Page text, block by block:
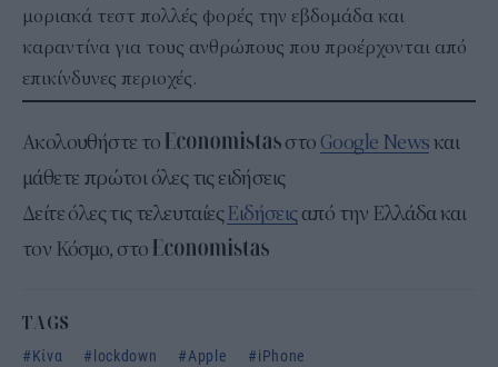
μοριακά τεστ πολλές φορές την εβδομάδα και
καραντίνα για τους ανθρώπους που προέρχονται από
επικίνδυνες περιοχές.
Ακολουθήστε το στο Google Newsκαι
μάθετε πρώτοι όλες τις ειδήσεις
Δείτε όλες τις τελευταίεςΕιδήσειςαπό την Ελλάδα και
τον Κόσμο, στο
TAGS
Κίνα
lockdown Apple iPhone